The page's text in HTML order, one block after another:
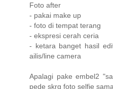
Foto after
- pakai make up
- foto di tempat terang
- ekspresi cerah ceria
- ketara banget hasil
ailis/line camera
Apalagi pake embel2
pede skrg foto selfie